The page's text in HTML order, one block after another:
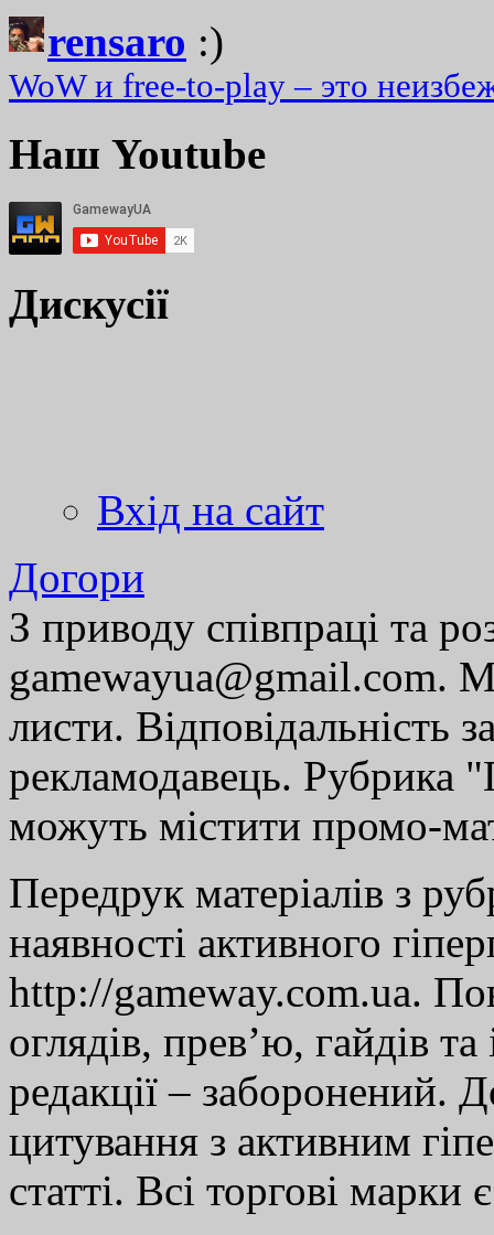
rensaro :)
WoW и free-to-play – это
Наш Youtube
Дискусії
Вхід на сайт
Догори
З приводу співпраці та
gamewayua@gmail.com.
листи. Відповідальність
рекламодавець. Рубрика
можуть містити промо-
Передрук матеріалів з
наявності активного
http://gameway.com.ua.
оглядів, прев’ю, гайдів
редакції – заборонений.
цитування з активним
статті. Всі торгові марки